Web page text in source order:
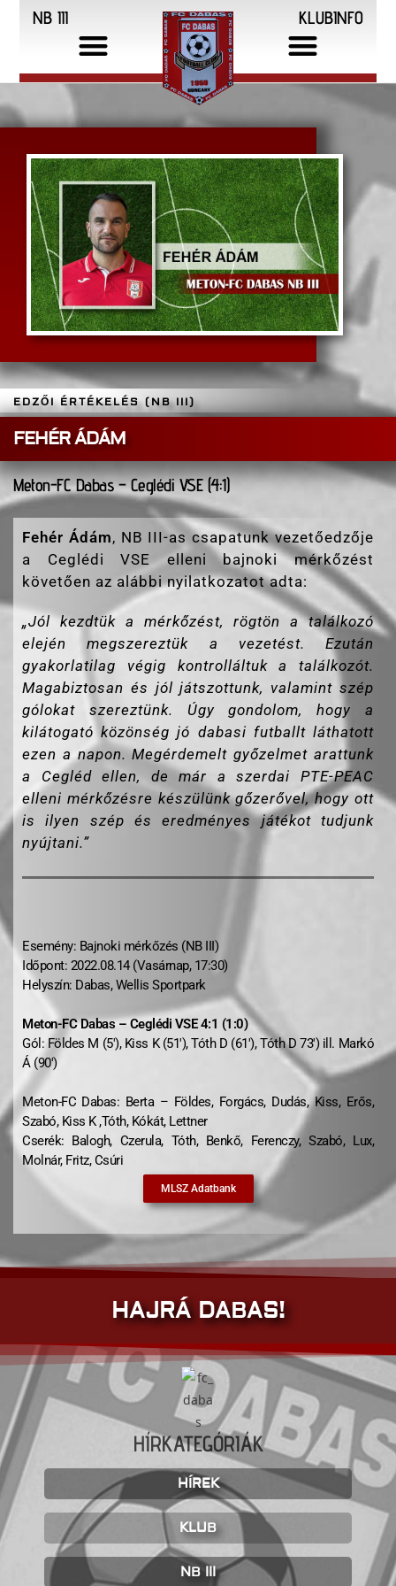
NB III KLUBINFO
EDZŐI ÉRTÉKELÉS (NB III)
FEHÉR ÁDÁM
Meton-FC Dabas – Ceglédi VSE (4:1)
Fehér Ádám, NB III-as csapatunk vezetőedzője
a Ceglédi VSE elleni bajnoki mérkőzést
követően az alábbi nyilatkozatot adta:
„Jól kezdtük a mérkőzést, rögtön a találkozó
elején megszereztük a vezetést. Ezután
gyakorlatilag végig kontrolláltuk a találkozót.
Magabiztosan és jól játszottunk, valamint szép
gólokat szereztünk. Úgy gondolom, hogy a
kilátogató közönség jó dabasi futballt láthatott
ezen a napon. Megérdemelt győzelmet arattunk
a Cegléd ellen, de már a szerdai PTE-PEAC
elleni mérkőzésre készülünk gőzerővel, hogy ott
is ilyen szép és eredményes játékot tudjunk
nyújtani.”
Esemény: Bajnoki mérkőzés (NB III)
Időpont: 2022.08.14 (Vasárnap, 17:30)
Helyszín: Dabas, Wellis Sportpark
Meton-FC Dabas – Ceglédi VSE 4:1 (1:0)
Gól: Földes M (5′), Kiss K (51′), Tóth D (61′), Tóth D 73′) ill. Markó
Á (90′)
Meton-FC Dabas: Berta – Földes, Forgács, Dudás, Kiss, Erős,
Szabó, Kiss K ,Tóth, Kókát, Lettner
Cserék: Balogh, Czerula, Tóth, Benkő, Ferenczy, Szabó, Lux,
Molnár, Fritz, Csúri
MLSZ Adatbank
HAJRÁ DABAS!
HÍRKATEGÓRIÁK
HÍREK
KLUB
NB III